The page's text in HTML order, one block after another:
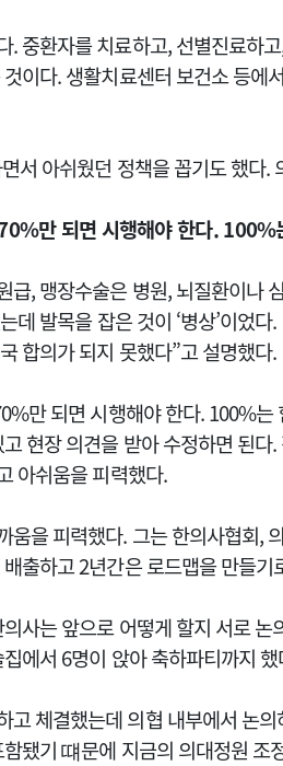
. 중환자를 치료하고, 선별진료하
이다. 생활치료센터 보건소 등에
서 아쉬웠던 정책을 꼽기도 했다
만 되면 시행해야 한다.
급, 맹장수술은 병원, 뇌질환이나
데 발목을 잡은 것이 ‘병상’이었
합의가 되지 못했다”고 설명했다.
만 되면 시행해야 한다. 100%
현장 의견을 받아 수정하면 된
아쉬움을 피력했다.
움을 피력했다. 그는 한의사협회,
출하고 2년간은 로드맵을 만들
사는 앞으로 어떻게 할지 서로
에서 6명이 앉아 축하파티까지
고 체결했는데 의협 내부에서 논
됐기 떄문에 지금의 의대정원 조